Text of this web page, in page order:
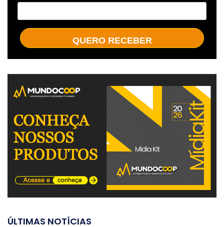
QUERO RECEBER
ÚLTIMAS NOTÍCIAS